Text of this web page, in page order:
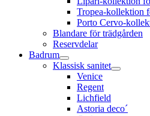
Tropea-kollektion
Porto Cervo-
Blandare för trädgården
Reservdelar
Badrum
Klassisk sanitet
Venice
Regent
Lichfield
Astoria deco´